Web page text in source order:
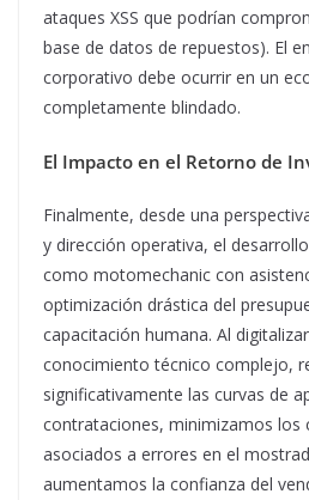
ataques XSS que podrían
base de datos de repuestos). El
corporativo debe ocurrir en un
completamente blindado.
El Impacto en el Retorno de
Finalmente, desde una
y dirección operativa, el
como motomechanic con
optimización drástica del
capacitación humana. Al
conocimiento técnico complejo,
significativamente las curvas de
contrataciones, minimizamos los
asociados a errores en el
aumentamos la confianza del